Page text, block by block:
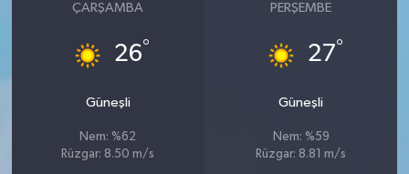
ÇARŞAMBA
26°
Güneşli
Nem: %62
Rüzgar: 8.50 m/s
PERŞEMBE
27°
Güneşli
Nem: %59
Rüzgar: 8.81 m/s